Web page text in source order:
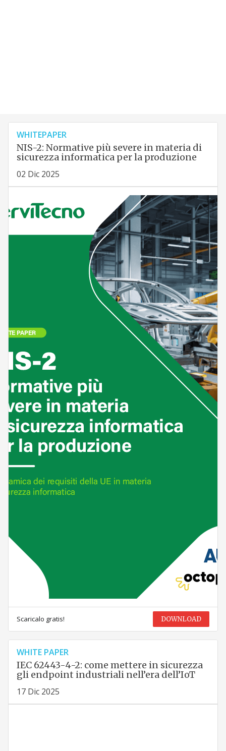
WHITEPAPER
NIS-2: Normative più severe in materia di
sicurezza informatica per la produzione
02 Dic 2025
Scaricalo gratis! DOWNLOAD
WHITE PAPER
IEC 62443-4-2: come mettere in sicurezza
gli endpoint industriali nell’era dell’IoT
17 Dic 2025